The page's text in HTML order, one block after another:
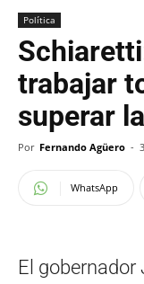
Política
trabajar
superar
Por Fernando Agüero -
WhatsApp
El